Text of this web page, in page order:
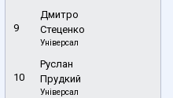
9
Дмитро
Стеценко
Універсал
10
Руслан
Прудкий
Універсал